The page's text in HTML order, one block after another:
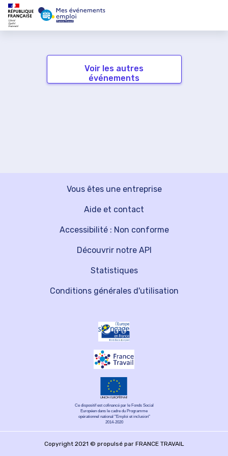
Voir les autres
événements
Vous êtes une entreprise
Découvrir notre API
Aide et contact
Statistiques
Accessibilité : Non conforme
Conditions générales d'utilisation
Ce dispositif est cofinancé par le Fonds Social
Européen dans le cadre du Programme
opérationnel national "Emploi et inclusion"
2014-2020
Copyright 2021 © propulsé par FRANCE TRAVAIL